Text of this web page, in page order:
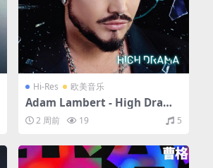
Hi-Res 欧美音乐
Adam Lambert - High Drama
（2023/FLAC/分轨/500M）(24
bit/44.1kHz)
2 周前 19 5